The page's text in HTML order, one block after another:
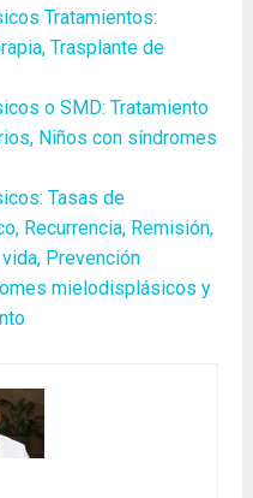
Tratamientos:
Trasplante de
o SMD: Tratamiento
Niños con síndromes
Tasas de
Recurrencia, Remisión,
Prevención
mielodisplásicos y